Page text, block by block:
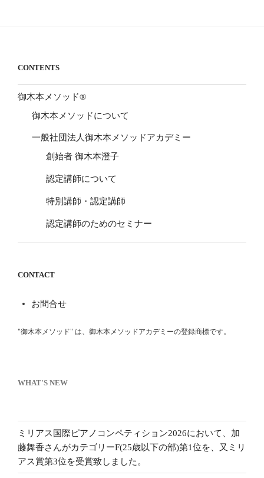
CONTENTS
御木本メソッド®
御木本メソッドについて
一般社団法人御木本メソッドアカデミー
創始者 御木本澄子
認定講師について
特別講師・認定講師
認定講師のためのセミナー
CONTACT
お問合せ
"御木本メソッド" は、御木本メソッドアカデミーの登録商標です。
WHAT'S NEW
ミリアス国際ピアノコンペティション2026において、加
藤舞香さんがカテゴリーF(25歳以下の部)第1位を、又ミリ
アス賞第3位を受賞致しました。